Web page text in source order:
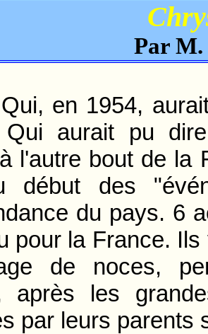
Par
1954, aurait
aurait pu
l'autre bout de la
début des
du pays. 6
pour la France.
de noces,
après les
par leurs parents